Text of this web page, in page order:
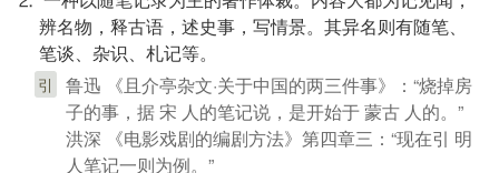
辨名物，释古语，述史事，写情景。其异名则有随笔、
笔谈、杂识、札记等。
引
鲁迅 《且介亭杂文·关于中国的两三件事》：“烧掉房
子的事，据 宋 人的笔记说，是开始于 蒙古 人的。”
洪深 《电影戏剧的编剧方法》第四章三：“现在引 明
人笔记一则为例。”